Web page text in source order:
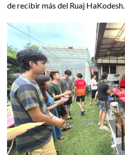
de recibir más del Ruaj HaKodesh.